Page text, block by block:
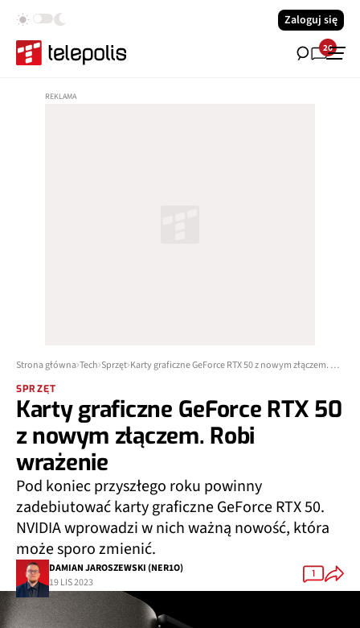
Zaloguj się
26
Strona główna Tech Sprzęt Karty graficzne GeForce RTX 50 z nowym złączem. Robi wrażenie
SPRZĘT
Karty graficzne GeForce RTX 50
z nowym złączem. Robi
wrażenie
Pod koniec przyszłego roku powinny
zadebiutować karty graficzne GeForce RTX 50.
NVIDIA wprowadzi w nich ważną nowość, która
może sporo zmienić.
DAMIAN JAROSZEWSKI (NER1O)
19 LIS 2023
1